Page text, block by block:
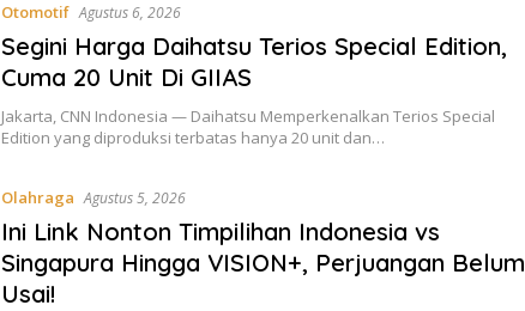
Otomotif Agustus 6, 2026
Segini Harga Daihatsu Terios Special Edition,
Cuma 20 Unit Di GIIAS
Jakarta, CNN Indonesia — Daihatsu Memperkenalkan Terios Special
Edition yang diproduksi terbatas hanya 20 unit dan…
Olahraga Agustus 5, 2026
Ini Link Nonton Timpilihan Indonesia vs
Singapura Hingga VISION+, Perjuangan Belum
Usai!